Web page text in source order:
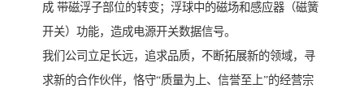
成 带磁浮子部位的转变；浮球中的磁场和感应器（磁簧
开关）功能，造成电源开关数据信号。
我们公司立足长远，追求品质，不断拓展新的领域，寻
求新的合作伙伴，恪守“质量为上、信誉至上”的经营宗